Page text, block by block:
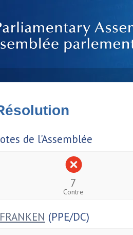
de l'Assemblée
7
Contre
(PPE/DC)